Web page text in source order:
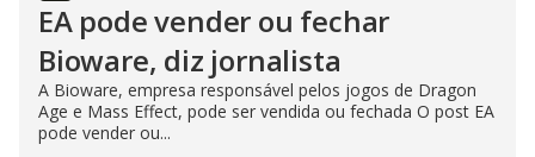
EA pode vender ou fechar
Bioware, diz jornalista
A Bioware, empresa responsável pelos jogos de Dragon
Age e Mass Effect, pode ser vendida ou fechada O post EA
pode vender ou...